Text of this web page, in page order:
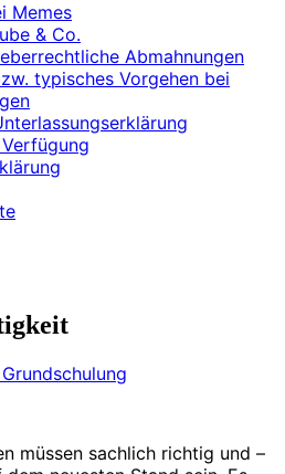
Memes
& Co.
Abmahnungen
typisches Vorgehen bei
müssen sachlich richtig und –